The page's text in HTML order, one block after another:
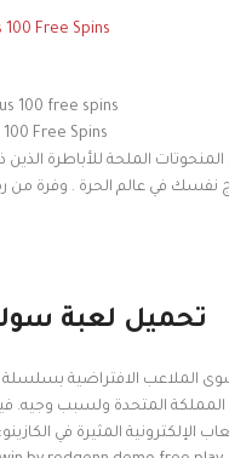
100 Free Spins
100 free spins
Free Spins
الملحة للأباطرة الذين
تحميل لعبة
الافتراضية بسلسلة من
المتحدة ولسبب وجيه.
وأنت تتحرك صعودا سلم, الجوائز والامتيازات تكبر، 100 .